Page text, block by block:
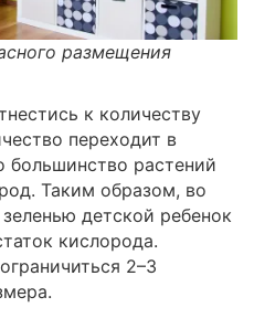
размещения
к количеству
переходит в
большинство растений
Таким образом, во
детской ребенок
кислорода.
2–3